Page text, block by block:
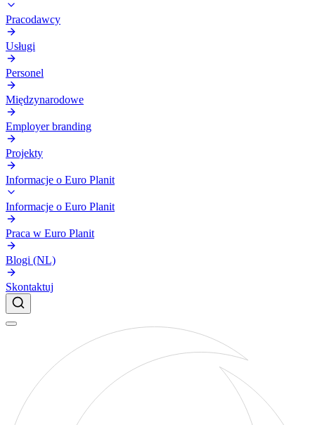
Pracodawcy
Usługi
Personel
Międzynarodowe
Employer branding
Projekty
Informacje o Euro Planit
Informacje o Euro Planit
Praca w Euro Planit
Blogi (NL)
Skontaktuj